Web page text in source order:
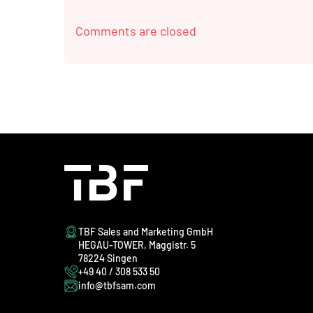
Comments are closed
TBF Sales and Marketing GmbH
HEGAU-TOWER, Maggistr. 5
78224 Singen
+49 40 / 308 533 50
info@tbfsam.com